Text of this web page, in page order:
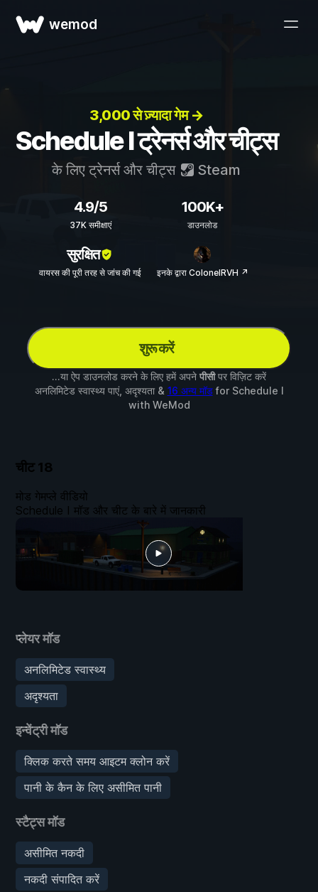
wemod
3,000 से ज़्यादा गेम →
Schedule I ट्रेनर्स और चीट्स
के लिए ट्रेनर्स और चीट्स Steam
4.9/5
37K समीक्षाएं
100K+
डाउनलोड
सुरक्षित
वायरस की पूरी तरह से जांच की गई इनके द्वारा ColonelRVH ↗
शुरू करें
...या ऐप डाउनलोड करने के लिए हमें अपने पीसीपर विज़िट करें
अनलिमिटेड स्वास्थ्य पाएं, अदृश्यता & 16 अन्य मॉडfor Schedule I
with WeMod
चीट 18
प्लेयर मॉड
अनलिमिटेड स्वास्थ्य
अदृश्यता
इन्वेंट्री मॉड
क्लिक करते समय आइटम क्लोन करें
पानी के कैन के लिए असीमित पानी
स्टैट्स मॉड
असीमित नकदी
नकदी संपादित करें
मोड गेमप्ले वीडियो
Schedule I मॉड और चीट के बारे में जानकारी